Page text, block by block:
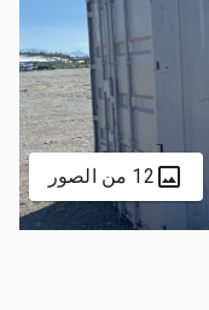
12 من الصور